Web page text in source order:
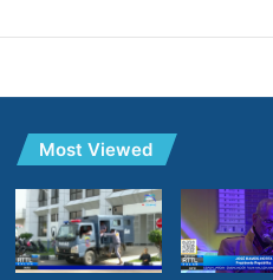
Most Viewed